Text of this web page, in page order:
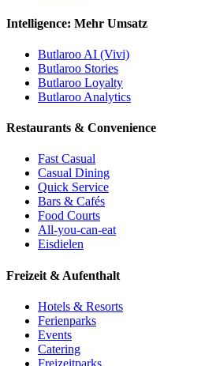
Intelligence: Mehr Umsatz
Butlaroo AI (Vivi)
Butlaroo Stories
Butlaroo Loyalty
Butlaroo Analytics
Restaurants & Convenience
Fast Casual
Casual Dining
Quick Service
Bars & Cafés
Food Courts
All-you-can-eat
Eisdielen
Freizeit & Aufenthalt
Hotels & Resorts
Ferienparks
Events
Catering
Freizeitparks